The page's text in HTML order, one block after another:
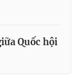
Quốc hội